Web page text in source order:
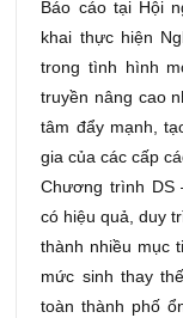
Báo cáo tại Hội
khai thực hiện
trong tình hình
truyền nâng cao
tâm đẩy mạnh,
gia của các cấp
Chương trình DS
có hiệu quả, duy
thành nhiều mục
mức sinh thay
toàn thành phố